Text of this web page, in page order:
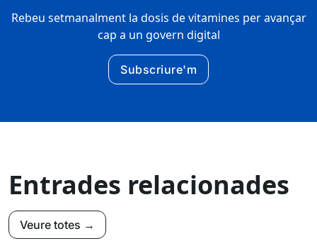
Rebeu setmanalment la dosis de vitamines per avançar
cap a un govern digital
Subscriure'm
Entrades relacionades
Veure totes →